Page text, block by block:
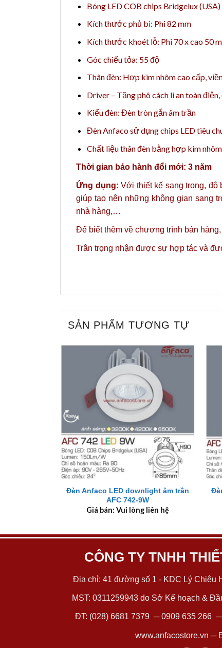
Bóng LED COB chips Bridgelux (USA)
Kích thước phủ bì: Phi 82 mm
Kích thước khoét lỗ: Phi 70 x cao 50
Góc chiếu tỏa: 55 độ
Thân đèn: Hợp kim nhôm cao cấp,
Driver – Tăng phô cách li an toàn
Kiểu đèn: Đèn tròn gắn âm trần
Đèn Anfaco sử dụng chips LED tiêu
Chất liệu thân đèn bằng hợp kim
Thời gian bảo hành đổi mới: 3 năm
Ứng dụng:Với thiết kế sang trọng, độ
giúp tạo nên những không gian sang
nhà hàng,…
Để biết thêm về chương trình bán
Trân trọng nhận được sự hợp tác và
SẢN PHẨM TƯƠNG TỰ
+
Đèn Anfaco LED downlight âm trần
AFC 742-9W
Giá bán: Vui lòng liên hệ
+
CÔNG TY TNHH
Địa chỉ: 41 đường số 1 - KDC Lý Chiêu
MST: 0311259943 do Sở Kế hoạch &
ĐT: (028) 6681 7379 ─0909 635 266─
www.anfacostore.vn ─